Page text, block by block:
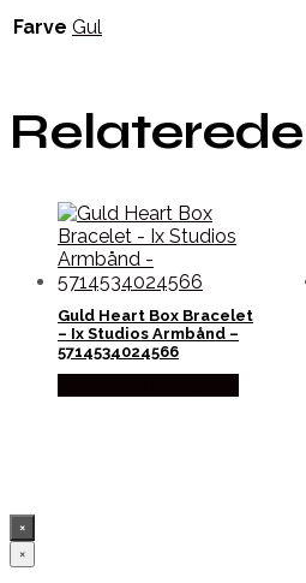
Farve Gul
Guld Heart Box Bracelet
– Ix Studios Armbånd –
5714534024566
×
×